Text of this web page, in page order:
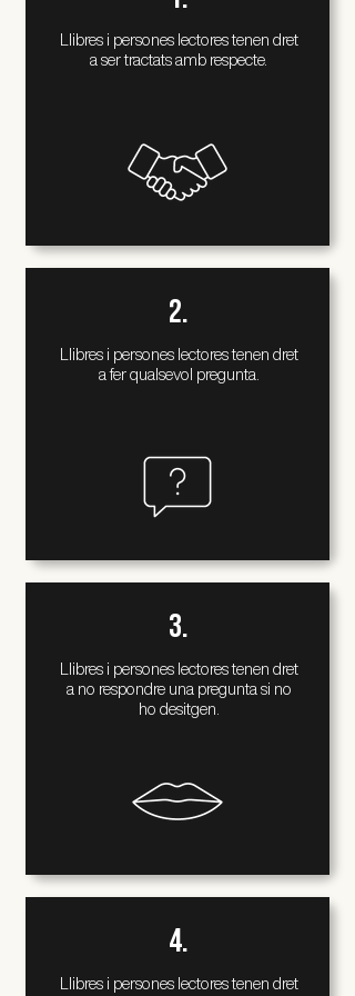
Llibres i persones lectores tenen dret
a ser tractats amb respecte.
2.
Llibres i persones lectores tenen dret
a fer qualsevol pregunta.
3.
Llibres i persones lectores tenen dret
a no respondre una pregunta si no
ho desitgen.
4.
Llibres i persones lectores tenen dret